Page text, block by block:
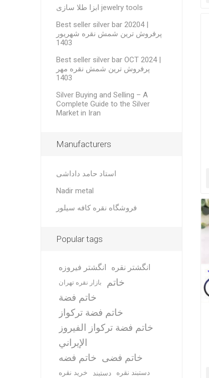
ابزا طلا سازی jewelry tools
Best seller silver bar 20204 |
پرفروش ترین شمش نقره شهریور
1403
Best seller silver bar OCT 2024 |
پرفروش ترین شمش نقره مهر
1403
Silver Buying and Selling – A
Complete Guide to the Silver
Market in Iran
Manufacturers
استاد حامد داداشی
Nadir metal
فروشگاه نقره کافه سیلور
Popular tags
انگشتر فیروزه انگشتر نقره
بازار نقره تهران
خاتم
خاتم فضة
خاتم فضة تركواز
خاتم فضة تركواز الفيروز
الإيراني
خاتم فضه خاتم فضی
خرید نقره دستبند دستبند نقره